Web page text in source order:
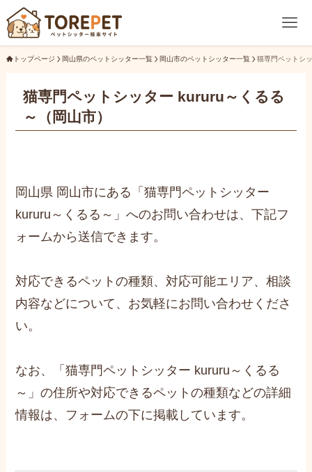
トップページ 岡山県のペットシッター一覧 岡山市のペットシッター一覧 猫専門ペットシ
猫専門ペットシッター kururu～くるる
～（岡山市）
岡山県 岡山市にある「猫専門ペットシッター
kururu～くるる～」へのお問い合わせは、下記フ
ォームから送信できます。
対応できるペットの種類、対応可能エリア、相談
内容などについて、お気軽にお問い合わせくださ
い。
なお、「猫専門ペットシッター kururu～くるる
～」の住所や対応できるペットの種類などの詳細
情報は、フォームの下に掲載しています。